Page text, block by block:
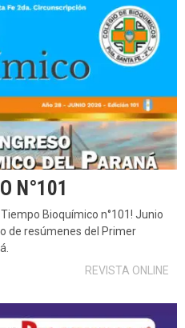
N°101
Bioquímico n°101! Junio
de resúmenes del Primer
REVISTA ONLINE